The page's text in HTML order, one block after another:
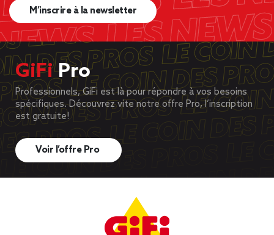
M’inscrire à la newsletter
GiFiPro
Professionnels, GiFi est là pour répondre à vos besoins
spécifiques. Découvrez vite notre offre Pro, l’inscription
est gratuite!
Voir l’offre Pro